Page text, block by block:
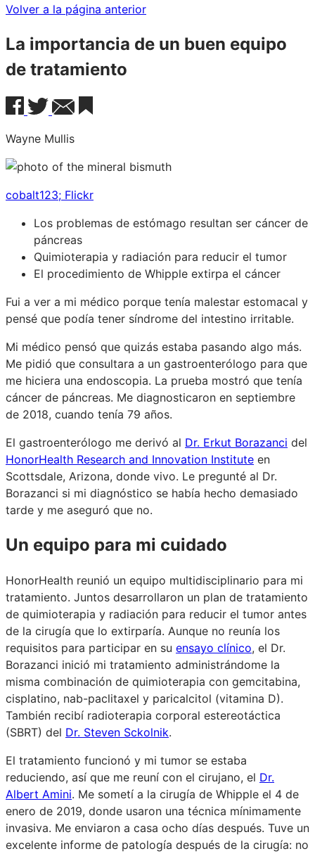
Volver a la página anterior
La importancia de un buen equipo
de tratamiento
Wayne Mullis
cobalt123; Flickr
Los problemas de estómago resultan ser cáncer de
páncreas
Quimioterapia y radiación para reducir el tumor
El procedimiento de Whipple extirpa el cáncer
Fui a ver a mi médico porque tenía malestar estomacal y
pensé que podía tener síndrome del intestino irritable.
Mi médico pensó que quizás estaba pasando algo más.
Me pidió que consultara a un gastroenterólogo para que
me hiciera una endoscopia. La prueba mostró que tenía
cáncer de páncreas. Me diagnosticaron en septiembre
de 2018, cuando tenía 79 años.
El gastroenterólogo me derivó al Dr. Erkut Borazanci del
HonorHealth Research and Innovation Institute en
Scottsdale, Arizona, donde vivo. Le pregunté al Dr.
Borazanci si mi diagnóstico se había hecho demasiado
tarde y me aseguró que no.
Un equipo para mi cuidado
HonorHealth reunió un equipo multidisciplinario para mi
tratamiento. Juntos desarrollaron un plan de tratamiento
de quimioterapia y radiación para reducir el tumor antes
de la cirugía que lo extirparía. Aunque no reunía los
requisitos para participar en su ensayo clínico, el Dr.
Borazanci inició mi tratamiento administrándome la
misma combinación de quimioterapia con gemcitabina,
cisplatino, nab-paclitaxel y paricalcitol (vitamina D).
También recibí radioterapia corporal estereotáctica
(SBRT) del Dr. Steven Sckolnik.
El tratamiento funcionó y mi tumor se estaba
reduciendo, así que me reuní con el cirujano, el Dr.
Albert Amini. Me sometí a la cirugía de Whipple el 4 de
enero de 2019, donde usaron una técnica mínimamente
invasiva. Me enviaron a casa ocho días después. Tuve un
excelente informe de patología después de la cirugía: no